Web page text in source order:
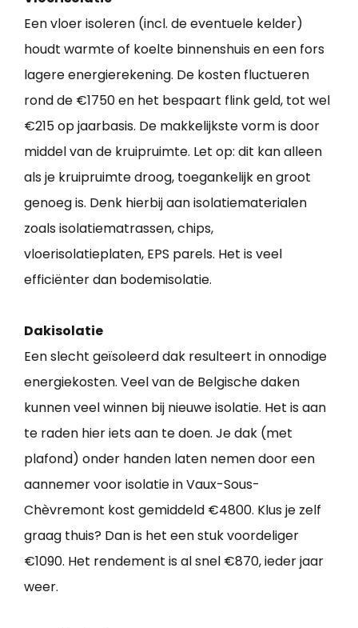
Een vloer isoleren (incl. de eventuele kelder)
houdt warmte of koelte binnenshuis en een fors
lagere energierekening. De kosten fluctueren
rond de €1750 en het bespaart flink geld, tot wel
€215 op jaarbasis. De makkelijkste vorm is door
middel van de kruipruimte. Let op: dit kan alleen
als je kruipruimte droog, toegankelijk en groot
genoeg is. Denk hierbij aan isolatiematerialen
zoals isolatiematrassen, chips,
vloerisolatieplaten, EPS parels. Het is veel
efficiënter dan bodemisolatie.
Dakisolatie
Een slecht geïsoleerd dak resulteert in onnodige
energiekosten. Veel van de Belgische daken
kunnen veel winnen bij nieuwe isolatie. Het is aan
te raden hier iets aan te doen. Je dak (met
plafond) onder handen laten nemen door een
aannemer voor isolatie in Vaux-Sous-
Chèvremont kost gemiddeld €4800. Klus je zelf
graag thuis? Dan is het een stuk voordeliger
€1090. Het rendement is al snel €870, ieder jaar
weer.